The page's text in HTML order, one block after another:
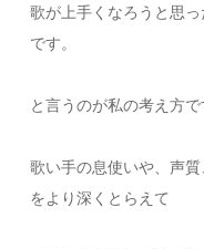
歌が上手くなろうと思
です。
と言うのが私の考え方で
歌い手の息使いや、声
をより深くとらえて